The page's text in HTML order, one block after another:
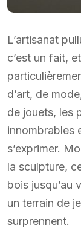
L’artisanat
c’est un fait,
d’art, de
de jouets, les
innombrables
s’exprimer.
la sculpture,
bois jusqu’au
un terrain de
surprennent.